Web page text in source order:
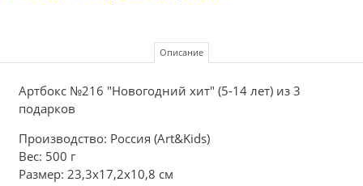
Описание
Артбокс №216 "Новогодний хит" (5-14 лет) из 3
подарков
Производство: Россия (Art&Kids)
Вес: 500 г
Размер: 23,3х17,2х10,8 см